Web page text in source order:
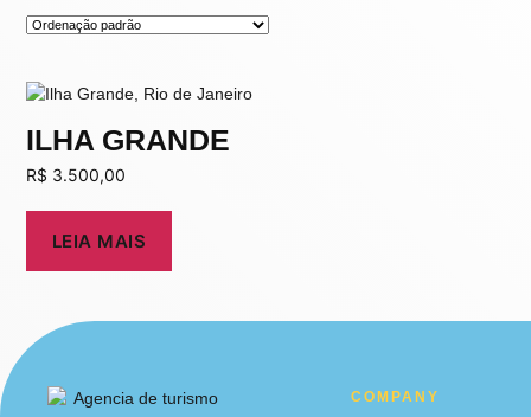
ILHA GRANDE
R$ 3.500,00
LEIA MAIS
COMPANY